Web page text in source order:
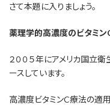
さて本題に入りましょう。
薬理学的高濃度のビタミ
２００５年にアメリカ国立
ースしています。
高濃度ビタミンC療法の適